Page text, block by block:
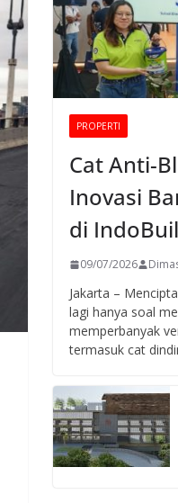
PROPERTI
Cat Anti-
Inovasi
di
09/07/2026
Jakarta –
lagi hanya soal
memperbanyak
termasuk cat